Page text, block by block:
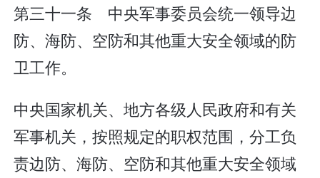
第三十一条 中央军事委员会统一领导边
防、海防、空防和其他重大安全领域的防
卫工作。
中央国家机关、地方各级人民政府和有关
军事机关，按照规定的职权范围，分工负
责边防、海防、空防和其他重大安全领域